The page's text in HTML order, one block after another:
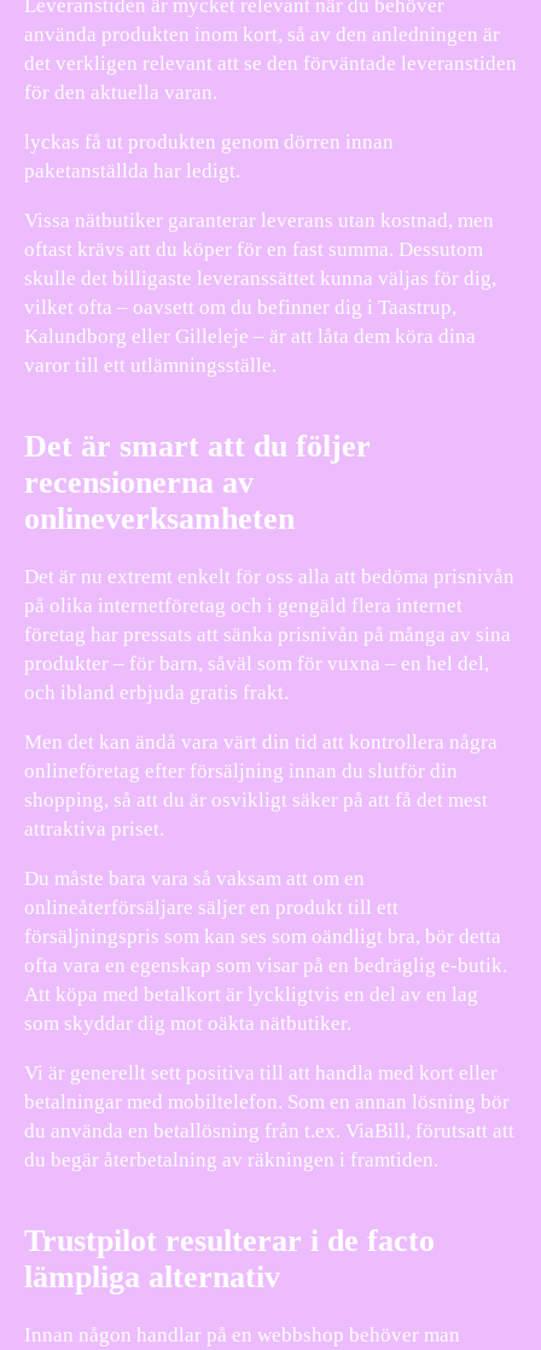
Leveranstiden är mycket relevant när du behöver
använda produkten inom kort, så av den anledningen är
det verkligen relevant att se den förväntade leveranstiden
för den aktuella varan.
lyckas få ut produkten genom dörren innan
paketanställda har ledigt.
Vissa nätbutiker garanterar leverans utan kostnad, men
oftast krävs att du köper för en fast summa. Dessutom
skulle det billigaste leveranssättet kunna väljas för dig,
vilket ofta – oavsett om du befinner dig i Taastrup,
Kalundborg eller Gilleleje – är att låta dem köra dina
varor till ett utlämningsställe.
Det är smart att du följer
recensionerna av
onlineverksamheten
Det är nu extremt enkelt för oss alla att bedöma prisnivån
på olika internetföretag och i gengäld flera internet
företag har pressats att sänka prisnivån på många av sina
produkter – för barn, såväl som för vuxna – en hel del,
och ibland erbjuda gratis frakt.
Men det kan ändå vara värt din tid att kontrollera några
onlineföretag efter försäljning innan du slutför din
shopping, så att du är osvikligt säker på att få det mest
attraktiva priset.
Du måste bara vara så vaksam att om en
onlineåterförsäljare säljer en produkt till ett
försäljningspris som kan ses som oändligt bra, bör detta
ofta vara en egenskap som visar på en bedräglig e-butik.
Att köpa med betalkort är lyckligtvis en del av en lag
som skyddar dig mot oäkta nätbutiker.
Vi är generellt sett positiva till att handla med kort eller
betalningar med mobiltelefon. Som en annan lösning bör
du använda en betallösning från t.ex. ViaBill, förutsatt att
du begär återbetalning av räkningen i framtiden.
Trustpilot resulterar i de facto
lämpliga alternativ
Innan någon handlar på en webbshop behöver man